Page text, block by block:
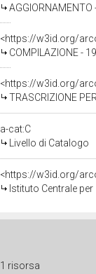
AGGIORNAMENTO
<https://w3id.org/
COMPILAZIONE -
<https://w3id.org/
TRASCRIZIONE
a-cat:C
Livello di Catalogo
<https://w3id.org/
Istituto Centrale
1 risorsa